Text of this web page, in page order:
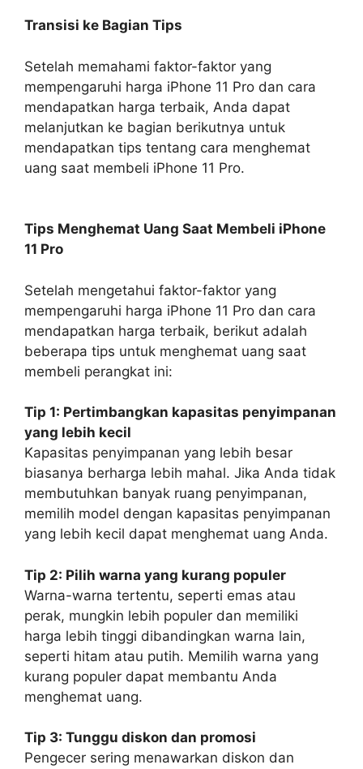
Transisi ke Bagian Tips
Setelah memahami faktor-faktor yang
mempengaruhi harga iPhone 11 Pro dan cara
mendapatkan harga terbaik, Anda dapat
melanjutkan ke bagian berikutnya untuk
mendapatkan tips tentang cara menghemat
uang saat membeli iPhone 11 Pro.
Tips Menghemat Uang Saat Membeli iPhone
11 Pro
Setelah mengetahui faktor-faktor yang
mempengaruhi harga iPhone 11 Pro dan cara
mendapatkan harga terbaik, berikut adalah
beberapa tips untuk menghemat uang saat
membeli perangkat ini:
Tip 1: Pertimbangkan kapasitas penyimpanan
yang lebih kecil
Kapasitas penyimpanan yang lebih besar
biasanya berharga lebih mahal. Jika Anda tidak
membutuhkan banyak ruang penyimpanan,
memilih model dengan kapasitas penyimpanan
yang lebih kecil dapat menghemat uang Anda.
Tip 2: Pilih warna yang kurang populer
Warna-warna tertentu, seperti emas atau
perak, mungkin lebih populer dan memiliki
harga lebih tinggi dibandingkan warna lain,
seperti hitam atau putih. Memilih warna yang
kurang populer dapat membantu Anda
menghemat uang.
Tip 3: Tunggu diskon dan promosi
Pengecer sering menawarkan diskon dan